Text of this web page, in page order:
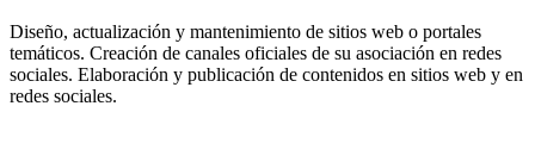
Diseño, actualización y mantenimiento de sitios web o portales
temáticos. Creación de canales oficiales de su asociación en redes
sociales. Elaboración y publicación de contenidos en sitios web y en
redes sociales.